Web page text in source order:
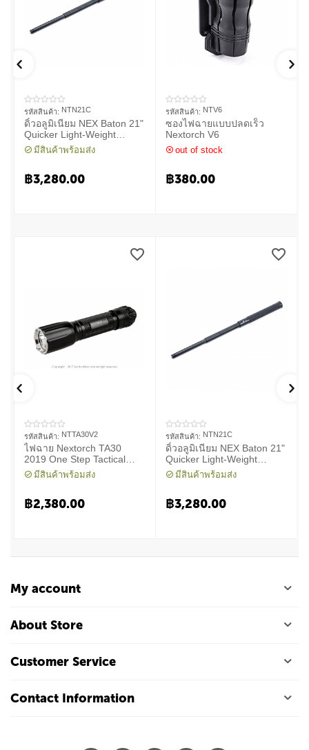
รหัสสินค้า: NTN21C
ดิ้วอลูมิเนียม NEX Baton 21"
Quicker Light-Weight
Machanical Baton
มีสินค้าพร้อมส่ง
฿3,280.00
รหัสสินค้า: NTV6
ซองไฟฉายแบบปลดเร็ว
Nextorch V6
out of stock
฿380.00
รหัสสินค้า: NTTA30V2
ไฟฉาย Nextorch TA30
2019 One Step Tactical
Flashlight 1300 Lumens
มีสินค้าพร้อมส่ง
฿2,380.00
รหัสสินค้า: NTN21C
ดิ้วอลูมิเนียม NEX Baton 21"
Quicker Light-Weight
Machanical Baton
มีสินค้าพร้อมส่ง
฿3,280.00
My account
About Store
Customer Service
Contact Information